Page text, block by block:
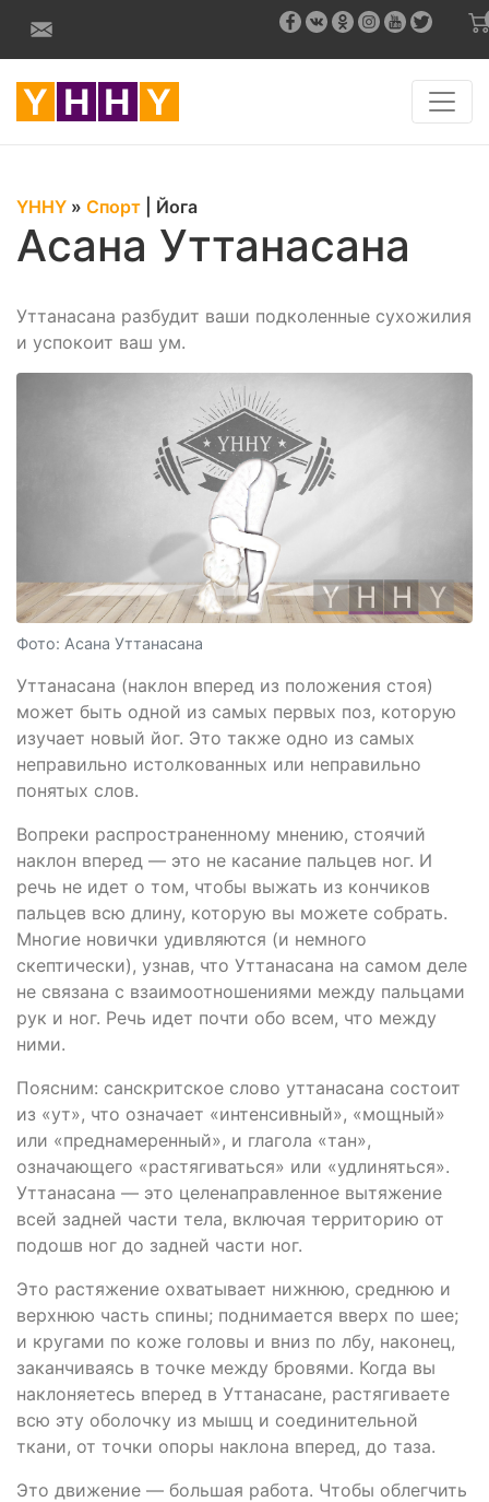
YHHY » Спорт Йога
Асана Уттанасана
Уттанасана разбудит ваши подколенные сухожилия
и успокоит ваш ум.
Фото: Асана Уттанасана
Уттанасана (наклон вперед из положения стоя)
может быть одной из самых первых поз, которую
изучает новый йог. Это также одно из самых
неправильно истолкованных или неправильно
понятых слов.
Вопреки распространенному мнению, стоячий
наклон вперед — это не касание пальцев ног. И
речь не идет о том, чтобы выжать из кончиков
пальцев всю длину, которую вы можете собрать.
Многие новички удивляются (и немного
скептически), узнав, что Уттанасана на самом деле
не связана с взаимоотношениями между пальцами
рук и ног. Речь идет почти обо всем, что между
ними.
Поясним: санскритское слово уттанасана состоит
из «ут», что означает «интенсивный», «мощный»
или «преднамеренный», и глагола «тан»,
означающего «растягиваться» или «удлиняться».
Уттанасана — это целенаправленное вытяжение
всей задней части тела, включая территорию от
подошв ног до задней части ног.
Это растяжение охватывает нижнюю, среднюю и
верхнюю часть спины; поднимается вверх по шее;
и кругами по коже головы и вниз по лбу, наконец,
заканчиваясь в точке между бровями. Когда вы
наклоняетесь вперед в Уттанасане, растягиваете
всю эту оболочку из мышц и соединительной
ткани, от точки опоры наклона вперед, до таза.
Это движение — большая работа. Чтобы облегчить